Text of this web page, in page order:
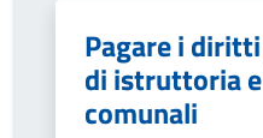
Pagare i
di istruttoria
comunali